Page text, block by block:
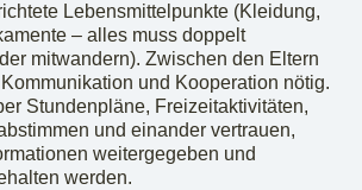
Lebensmittelpunkte (Kleidung,
– alles muss doppelt
mitwandern). Zwischen den Eltern
und Kooperation nötig.
Stundenpläne, Freizeitaktivitäten,
und einander vertrauen,
weitergegeben und
werden.